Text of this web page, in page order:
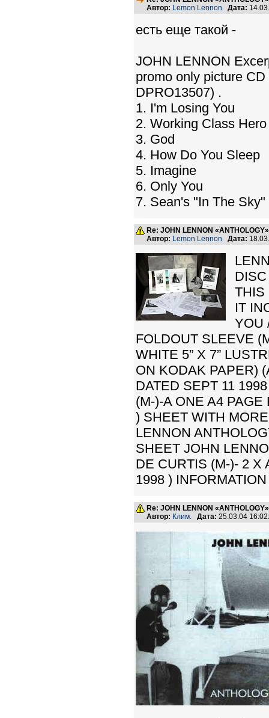
Автор: Lemon Lennon Дата:
есть еще такой -
JOHN LENNON
promo only picture
DPRO13507) .
1. I'm Losing You
2. Working Class Hero
3. God
4. How Do You Sleep
5. Imagine
6. Only You
7. Sean's "In The Sky"
Re: JOHN LENNON
Автор: Lemon Lennon Дата:
THIS
IT
YOU
FOLDOUT SLEEVE
WHITE 5” X 7”
ON KODAK PAPER)
DATED SEPT 11
(M-)-A ONE A4
) SHEET WITH
LENNON
SHEET JOHN
DE CURTIS (M-)- 2 X
1998 )
Re: JOHN LENNON
Автор: Клим. Дата: 25.03.04